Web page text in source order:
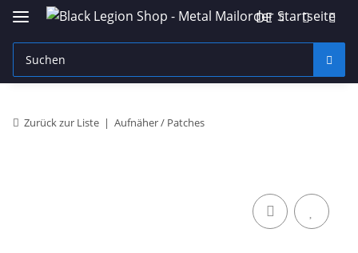
DE
Zurück zur Liste Aufnäher / Patches